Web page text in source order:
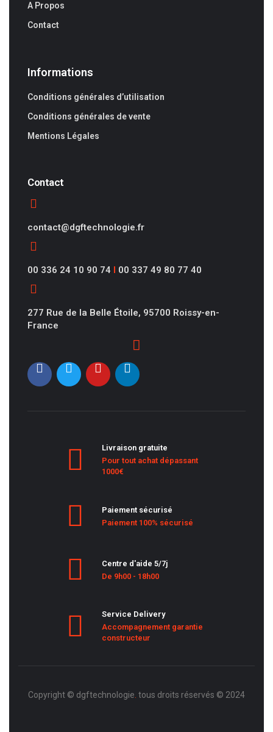
A Propos
Contact
Informations
Conditions générales d’utilisation
Conditions générales de vente
Mentions Légales
Contact
contact@dgftechnologie.fr
00 336 24 10 90 74 00 337 49 80 77 40
277 Rue de la Belle Étoile, 95700 Roissy-en-
France
Livraison gratuite
Pour tout achat dépassant
1000€
Paiement sécurisé
Paiement 100% sécurisé
Centre d'aide 5/7j
De 9h00 - 18h00
Service Delivery
Accompagnement garantie
constructeur
Copyright © dgftechnologie. tous droits réservés © 2024